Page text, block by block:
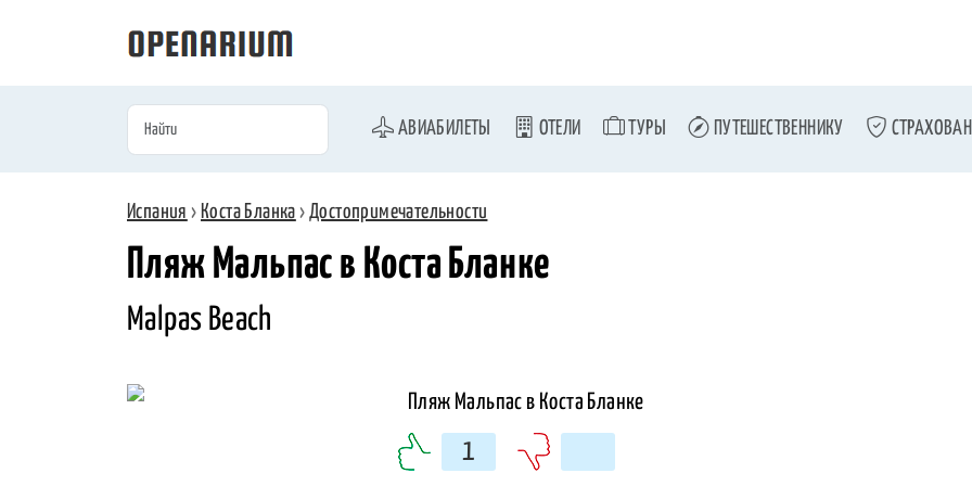
АВИАБИЛЕТЫ ОТЕЛИ ТУРЫ ПУТЕШЕСТВЕННИКУ
Испания › Коста Бланка ›Достопримечательности
Пляж Мальпас в Коста Бланке
Malpas Beach
1